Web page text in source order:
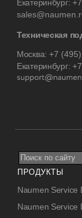
Екатеринбург:
Техническая
Москва: +7
Екатеринбург:
ПРОДУКТЫ
Naumen Service
Naumen Service